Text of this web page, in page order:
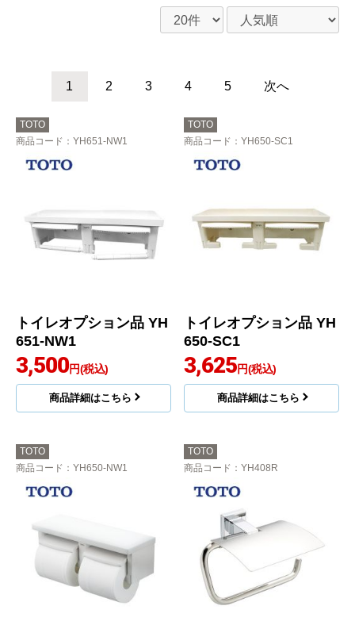
1 2 3 4 5 次へ
TOTO
商品コード ：YH651-NW1
トイレオプション品 YH
651-NW1
3,500円(税込)
商品詳細はこちら
TOTO
商品コード ：YH650-SC1
トイレオプション品 YH
650-SC1
3,625円(税込)
商品詳細はこちら
TOTO
商品コード ：YH650-NW1
TOTO
商品コード ：YH408R